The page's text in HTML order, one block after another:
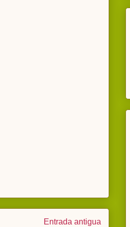
Entrada antigua